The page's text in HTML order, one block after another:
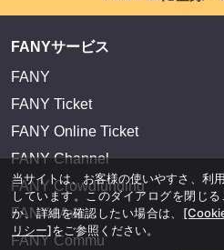
FANYサービス
FANY
FANY Ticket
FANY Online Ticket
FANY Channel
FANY Crowdfunding
FANY Mall
FANY Commu
当サイトは、お客様の使いやすさ、利
しています。このダイアログを閉じ
か、詳細を確認したい場合は、
リシー]をご参照ください。